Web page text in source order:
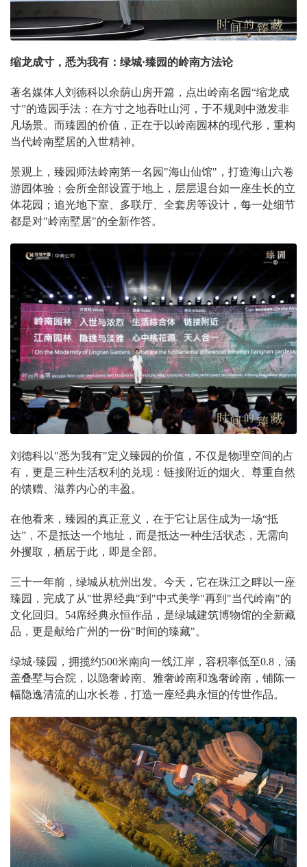
缩龙成寸，悉为我有：绿城·臻园的岭南方法论
著名媒体人刘德科以余荫山房开篇，点出岭南名园“缩龙成
寸”的造园手法：在方寸之地吞吐山河，于不规则中激发非
凡场景。而臻园的价值，正在于以岭南园林的现代形，重构
当代岭南墅居的入世精神。
景观上，臻园师法岭南第一名园"海山仙馆"，打造海山六卷
游园体验；会所全部设置于地上，层层退台如一座生长的立
体花园；追光地下室、多联厅、全套房等设计，每一处细节
都是对"岭南墅居"的全新作答。
刘德科以"悉为我有"定义臻园的价值，不仅是物理空间的占
有，更是三种生活权利的兑现：链接附近的烟火、尊重自然
的馈赠、滋养内心的丰盈。
在他看来，臻园的真正意义，在于它让居住成为一场“抵
达”，不是抵达一个地址，而是抵达一种生活状态，无需向
外攫取，栖居于此，即是全部。
三十一年前，绿城从杭州出发。今天，它在珠江之畔以一座
臻园，完成了从"世界经典"到"中式美学"再到"当代岭南"的
文化回归。54席经典永恒作品，是绿城建筑博物馆的全新藏
品，更是献给广州的一份"时间的臻藏"。
绿城·臻园，拥揽约500米南向一线江岸，容积率低至0.8，涵
盖叠墅与合院，以隐奢岭南、雅奢岭南和逸奢岭南，铺陈一
幅隐逸清流的山水长卷，打造一座经典永恒的传世作品。